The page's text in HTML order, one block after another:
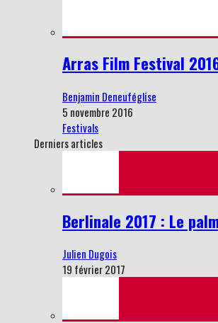
Arras Film Festival
Benjamin Deneuféglise
5 novembre 2016
Festivals
Derniers articles
Berlinale 2017 : Le
Julien Dugois
19 février 2017